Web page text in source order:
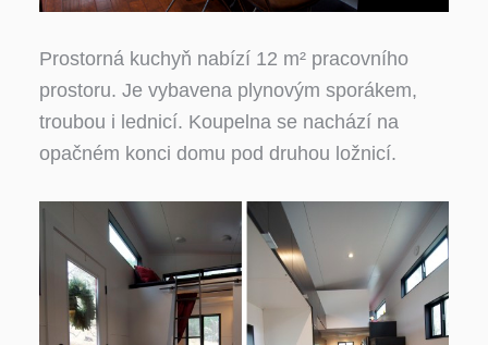
Prostorná kuchyň nabízí 12 m² pracovního
prostoru. Je vybavena plynovým sporákem,
troubou i lednicí. Koupelna se nachází na
opačném konci domu pod druhou ložnicí.